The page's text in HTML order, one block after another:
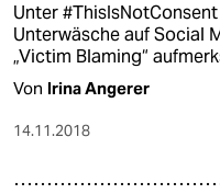
Unter
Unterwäsche auf Social
„Victim Blaming“
Von Irina Angerer
14.11.2018